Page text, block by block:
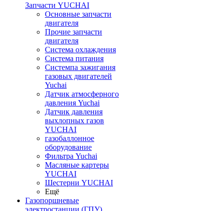
Запчасти YUCHAI
Основные запчасти
двигателя
Прочие запчасти
двигателя
Система охлаждения
Система питания
Системпа зажигания
газовых двигателей
Yuchai
Датчик атмосферного
давления Yuchai
Датчик давления
выхлопных газов
YUCHAI
газобаллонное
оборудование
Фильтра Yuchai
Масляные картеры
YUCHAI
Шестерни YUCHAI
Ещё
Газопоршневые
электростанции (ГПУ)